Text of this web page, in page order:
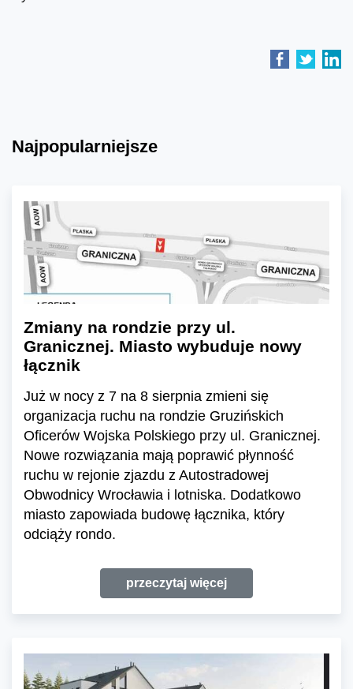
Najpopularniejsze
Zmiany na rondzie przy ul.
Granicznej. Miasto wybuduje nowy
łącznik
Już w nocy z 7 na 8 sierpnia zmieni się
organizacja ruchu na rondzie Gruzińskich
Oficerów Wojska Polskiego przy ul. Granicznej.
Nowe rozwiązania mają poprawić płynność
ruchu w rejonie zjazdu z Autostradowej
Obwodnicy Wrocławia i lotniska. Dodatkowo
miasto zapowiada budowę łącznika, który
odciąży rondo.
przeczytaj więcej